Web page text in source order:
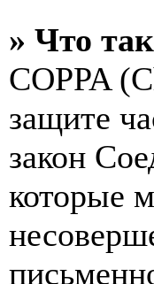
» Что
COPPA
защите
закон
которые